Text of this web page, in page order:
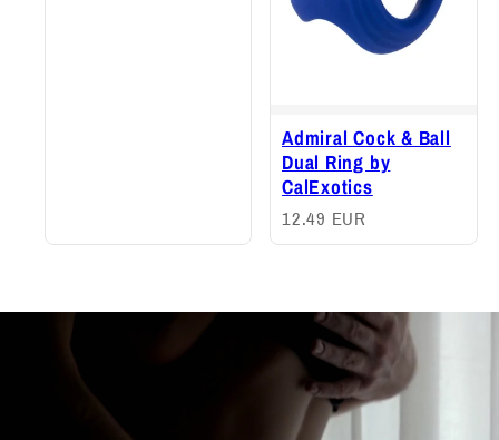
Admiral Cock & Ball
Dual Ring by
CalExotics
12.49 EUR